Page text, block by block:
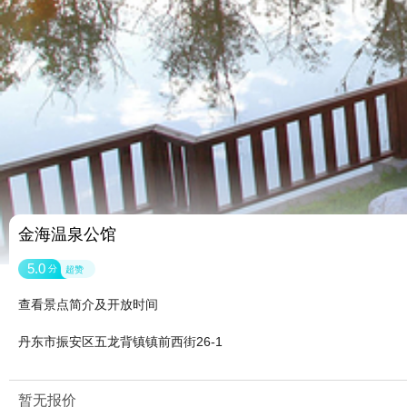
金海温泉公馆
5.0 分 超赞
查看景点简介及开放时间
丹东市振安区五龙背镇镇前西街26-1
暂无报价